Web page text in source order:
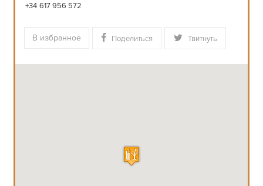
+34 617 956 572
В избранное Поделиться Твитнуть